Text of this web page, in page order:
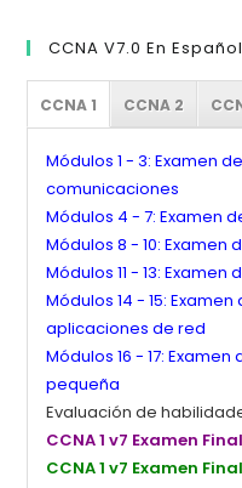
CCNA V7.0 En
CCNA 1 CCNA 2
Módulos 1 - 3: Examen
comunicaciones
Módulos 4 - 7: Examen
Módulos 8 - 10:
Módulos 11 - 13:
Módulos 14 - 15:
aplicaciones de red
Módulos 16 - 17:
pequeña
Evaluación de
CCNA 1 v7 Examen
CCNA 1 v7 Examen